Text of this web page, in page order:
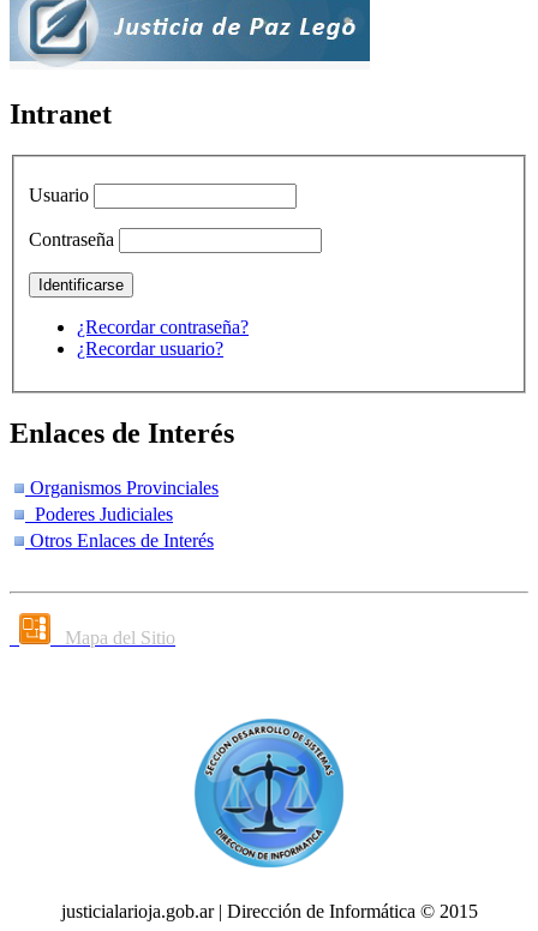
Intranet
Usuario
Contraseña
¿Recordar contraseña?
¿Recordar usuario?
Enlaces de Interés
Organismos Provinciales
Poderes Judiciales
Otros Enlaces de Interés
Mapa del Sitio
justicialarioja.gob.ar | Dirección de Informática © 2015